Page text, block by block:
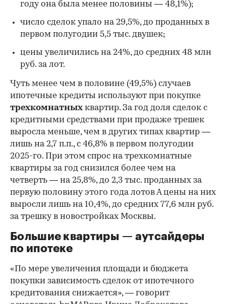
году она была менее половины — 48,1%);
число сделок упало на 29,5%, до проданных в
первом полугодии 5,5 тыс. двушек;
цены увеличились на 24%, до средних 48 млн
руб. за лот.
Чуть менее чем в половине (49,5%) случаев
ипотечные кредиты используют при покупке
трехкомнатных квартир. За год доля сделок с
кредитными средствами при продаже трешек
выросла меньше, чем в других типах квартир —
лишь на 2,7 п.п., с 46,8% в первом полугодии
2025-го. При этом спрос на трехкомнатные
квартиры за год снизился более чем на
четверть — на 25,8%, до 2,3 тыс. проданных за
первую половину этого года лотов А цены на них
выросли лишь на 10,4%, до средних 77,6 млн руб.
за трешку в новостройках Москвы.
Большие квартиры — аутсайдеры
по ипотеке
«По мере увеличения площади и бюджета
покупки зависимость сделок от ипотечного
кредитования снижается», — говорит